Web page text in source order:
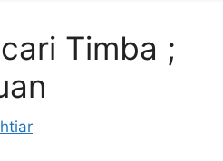
Timba ;